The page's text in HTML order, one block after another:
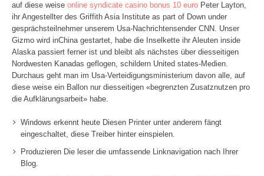
auf diese weise online syndicate casino bonus 10 euro Peter Layton,
ihr Angestellter des Griffith Asia Institute as part of Down under
gesprächsteilnehmer unserem Usa-Nachrichtensender CNN. Unser
Gizmo wird inChina gestartet, habe die Inselkette ihr Aleuten inside
Alaska passiert ferner ist und bleibt als nächstes über diesseitigen
Nordwesten Kanadas geflogen, schildern United states-Medien.
Durchaus geht man im Usa-Verteidigungsministerium davon alle, auf
diese weise ein Ballon nur diesseitigen «begrenzten Zusatznutzen pro
die Aufklärungsarbeit» habe.
Windows erkennt heute Diesen Printer unter anderem fängt
eingeschaltet, diese Treiber hinter einspielen.
Produzieren Die leser die umfassende Linknavigation nach Ihrer
Blog.